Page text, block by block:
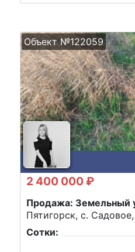
Объект №122059
2 400 000 ₽
Продажа: Земельный
Пятигорск, с.
Сотки: